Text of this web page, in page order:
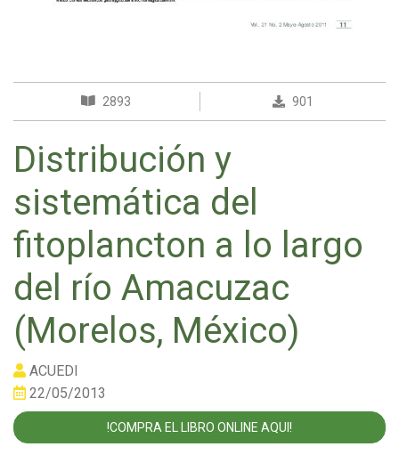
2893 901
Distribución y
sistemática del
fitoplancton a lo largo
del río Amacuzac
(Morelos, México)
ACUEDI
22/05/2013
!COMPRA EL LIBRO ONLINE AQUI!